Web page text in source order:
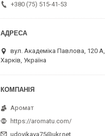
+380 (75) 515-41-53
вул. Академіка Павлова, 120 А,
Харків, Україна
Аромат
https://aromatu.com/
udovikava75@ukr.net